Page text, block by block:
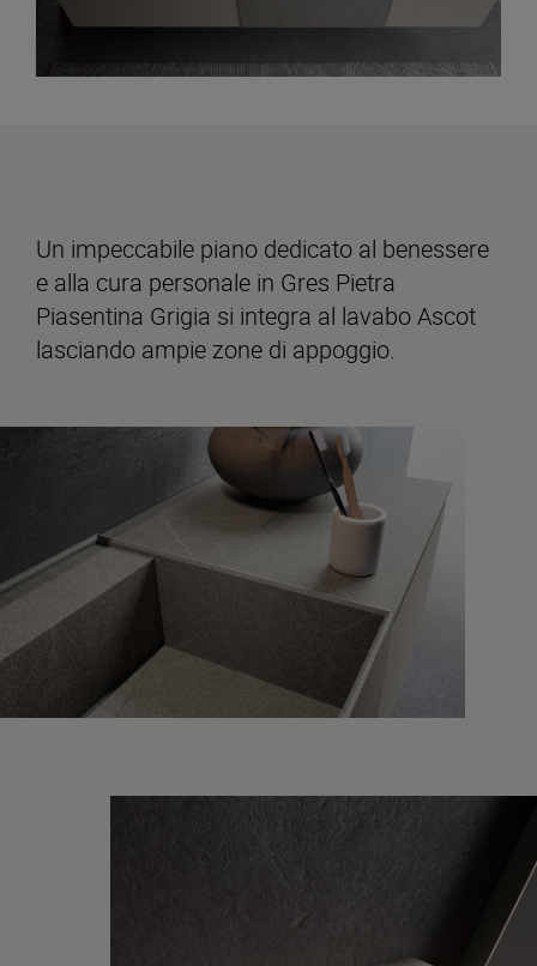
Un impeccabile piano dedicato al benessere
e alla cura personale in Gres Pietra
Piasentina Grigia si integra al lavabo Ascot
lasciando ampie zone di appoggio.